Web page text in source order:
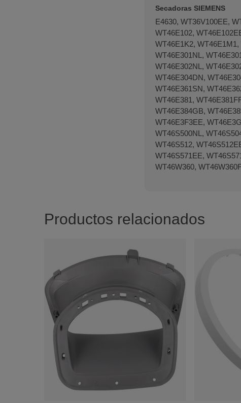
Secadoras SIEMENS
E4630, WT36V100EE,
WT46E102,
WT46E1K2,
WT46E301NL,
WT46E302NL,
WT46E304DN,
WT46E361SN,
WT46E381,
WT46E384GB,
WT46E3F3EE,
WT46S500NL,
WT46S512,
WT46S571EE,
WT46W360,
Productos relacionados